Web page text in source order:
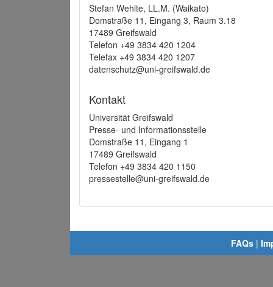
Stefan Wehlte, LL.M. (Waikato)
Domstraße 11, Eingang 3, Raum 3.18
17489 Greifswald
Telefon +49 3834 420 1204
Telefax +49 3834 420 1207
datenschutz@uni-greifswald.de
Kontakt
Universität Greifswald
Presse- und Informationsstelle
Domstraße 11, Eingang 1
17489 Greifswald
Telefon +49 3834 420 1150
pressestelle@uni-greifswald.de
FAQs |